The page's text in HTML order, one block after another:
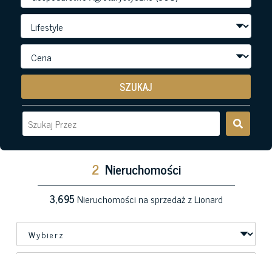
SZUKAJ
2 Nieruchomości
3,695Nieruchomości na sprzedaż z Lionard